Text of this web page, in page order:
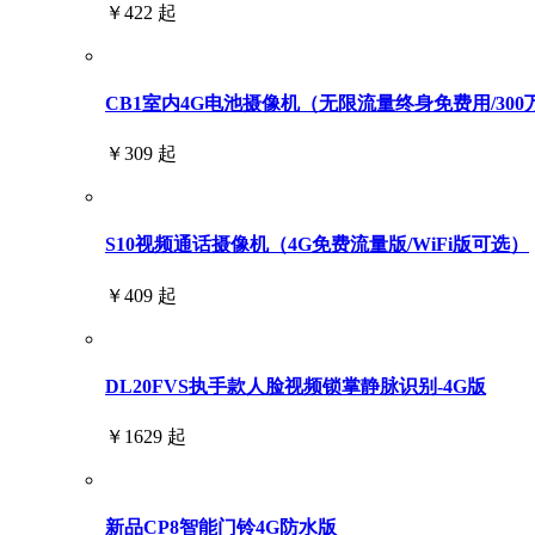
￥422 起
CB1室内4G电池摄像机（无限流量终身免费用/300
￥309 起
S10视频通话摄像机（4G免费流量版/WiFi版可选）
￥409 起
DL20FVS执手款人脸视频锁掌静脉识别-4G版
￥1629 起
新品CP8智能门铃4G防水版